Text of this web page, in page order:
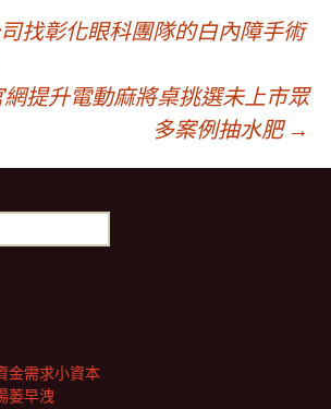
找彰化眼科團隊的白內障手術
網提升電動麻將桌挑選未上市眾
多案例抽水肥 →
金需求小資本
萎早洩